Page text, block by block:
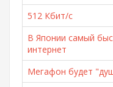
512 Кбит/с
В Японии самый
интернет
Мегафон будет